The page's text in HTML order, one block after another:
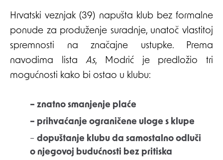
Hrvatski veznjak (39) napušta klub bez formalne
ponude za produženje suradnje, unatoč vlastitoj
spremnosti na značajne ustupke. Prema
navodima listaAs, Modrić je predložio tri
mogućnosti kako bi ostao u klubu:
– znatno smanjenje plaće
– prihvaćanje ograničene uloge s klupe
– dopuštanje klubu da samostalno odluči
o njegovoj budućnosti bez pritiska